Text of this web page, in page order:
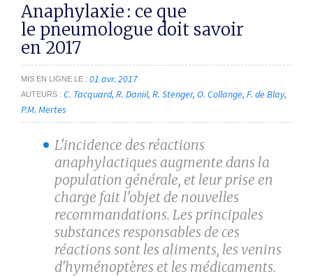
Anaphylaxie : ce que
le pneumologue doit savoir
en 2017
MIS EN LIGNE LE 01 avr. 2017
AUTEURS C. Tacquard R. Daniil R. Stenger O. Collange F. de Blay
P.M. Mertes
L'incidence des réactions
anaphylactiques augmente dans la
population générale, et leur prise en
charge fait l'objet de nouvelles
recommandations. Les principales
substances responsables de ces
réactions sont les aliments, les venins
d'hyménoptères et les médicaments.